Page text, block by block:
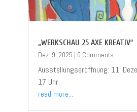
„WERKSCHAU 25 AXE KREATIV“
Dez. 9, 2025 | 0 Comments
Ausstellungseröffnung: 11.
17 Uhr.
read more...